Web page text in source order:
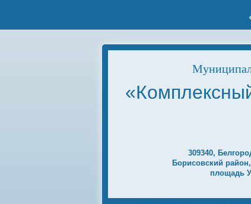
309340,
Борисовский
площадь